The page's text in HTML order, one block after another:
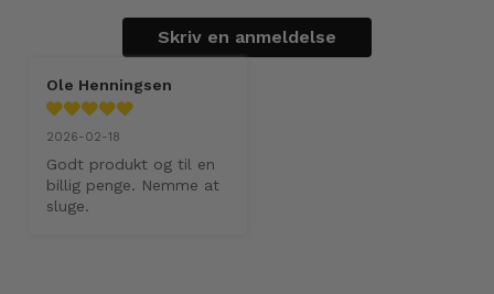
Skriv en anmeldelse
Ole Henningsen
2026-02-18
Godt produkt og til en
billig penge. Nemme at
sluge.